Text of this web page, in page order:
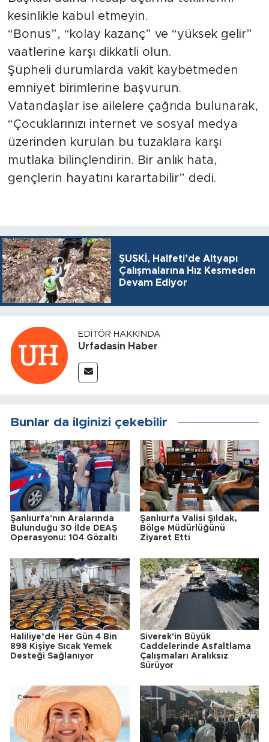
kesinlikle kabul etmeyin.
“Bonus”, “kolay kazanç” ve “yüksek gelir”
vaatlerine karşı dikkatli olun.
Şüpheli durumlarda vakit kaybetmeden
emniyet birimlerine başvurun.
Vatandaşlar ise ailelere çağrıda bulunarak,
“Çocuklarınızı internet ve sosyal medya
üzerinden kurulan bu tuzaklara karşı
mutlaka bilinçlendirin. Bir anlık hata,
gençlerin hayatını karartabilir” dedi.
ŞUSKİ, Halfeti’de Altyapı
Çalışmalarına Hız Kesmeden
Devam Ediyor
EDITÖR HAKKINDA
Urfadasin Haber
Bunlar da ilginizi çekebilir
Şanlıurfa'nın Aralarında
Bulunduğu 30 İlde DEAŞ
Operasyonu: 104 Gözaltı
Şanlıurfa Valisi Şıldak,
Bölge Müdürlüğünü
Ziyaret Etti
Haliliye’de Her Gün 4 Bin
898 Kişiye Sıcak Yemek
Desteği Sağlanıyor
Siverek'in Büyük
Caddelerinde Asfaltlama
Çalışmaları Aralıksız
Sürüyor